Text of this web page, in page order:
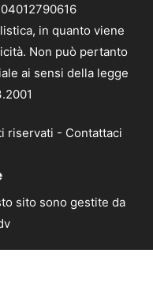
in quanto viene
Non può pertanto
ai sensi della legge
riservati - Contattaci
sito sono gestite da